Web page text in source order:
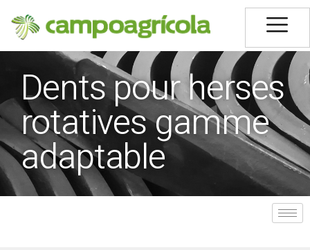
Dents pour herses
rotatives gamme
adaptable